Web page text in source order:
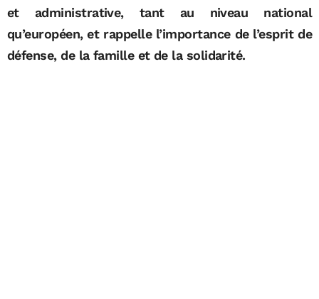
et administrative, tant au niveau national
qu’européen, et rappelle l’importance de l’esprit de
défense, de la famille et de la solidarité.